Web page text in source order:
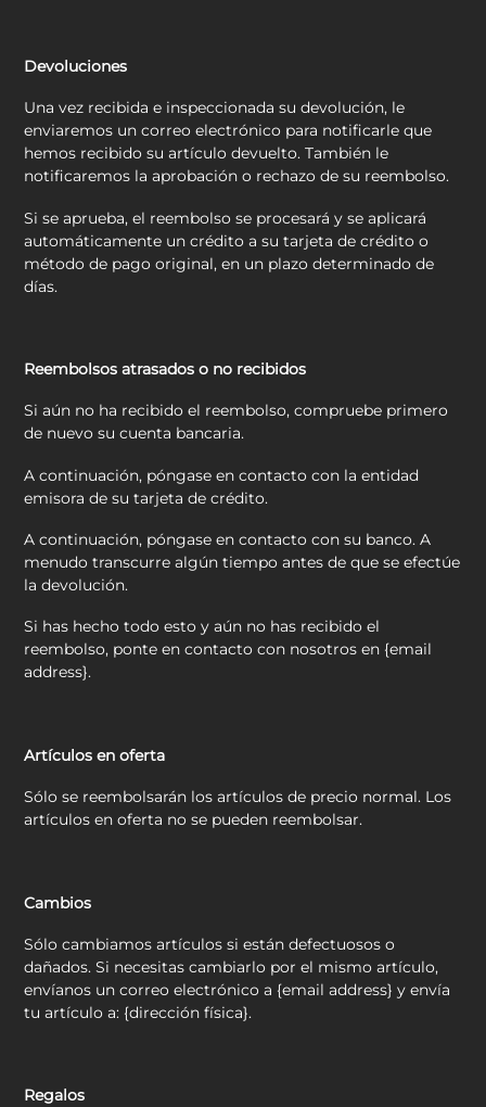
Devoluciones
Una vez recibida e inspeccionada su devolución, le
enviaremos un correo electrónico para notificarle que
hemos recibido su artículo devuelto. También le
notificaremos la aprobación o rechazo de su reembolso.
Si se aprueba, el reembolso se procesará y se aplicará
automáticamente un crédito a su tarjeta de crédito o
método de pago original, en un plazo determinado de
días.
Reembolsos atrasados o no recibidos
Si aún no ha recibido el reembolso, compruebe primero
de nuevo su cuenta bancaria.
A continuación, póngase en contacto con la entidad
emisora de su tarjeta de crédito.
A continuación, póngase en contacto con su banco. A
menudo transcurre algún tiempo antes de que se efectúe
la devolución.
Si has hecho todo esto y aún no has recibido el
reembolso, ponte en contacto con nosotros en {email
address}.
Artículos en oferta
Sólo se reembolsarán los artículos de precio normal. Los
artículos en oferta no se pueden reembolsar.
Cambios
Sólo cambiamos artículos si están defectuosos o
dañados. Si necesitas cambiarlo por el mismo artículo,
envíanos un correo electrónico a {email address} y envía
tu artículo a: {dirección física}.
Regalos